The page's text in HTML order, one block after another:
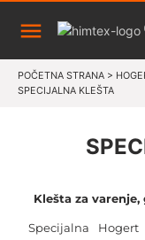
POČETNA STRANA >
SPECIJALNA KLEŠTA
Klešta za
Specijalna